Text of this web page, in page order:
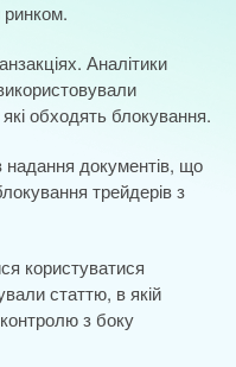
ринком.
Аналітики
обходять блокування.
надання документів, що
трейдерів з
користуватися
статтю, в якій
з боку